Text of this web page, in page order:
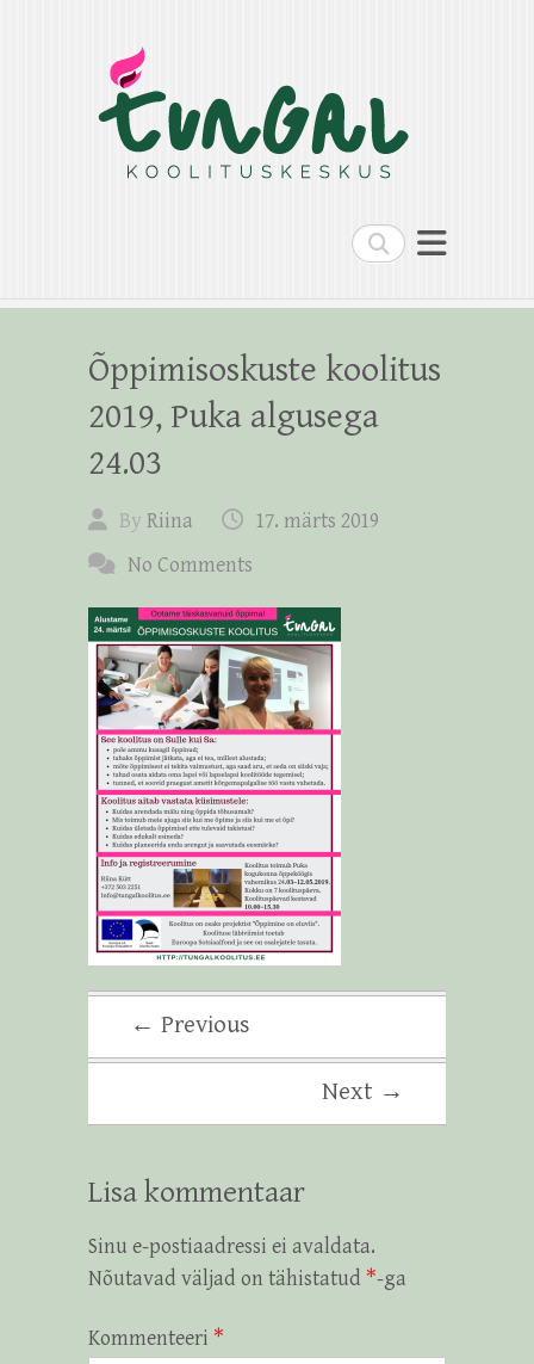
Search
Õppimisoskuste koolitus
2019, Puka algusega
24.03
By Riina
17. märts 2019
No Comments
← Previous
Next →
Lisa kommentaar
Sinu e-postiaadressi ei avaldata.
Nõutavad väljad on tähistatud *-ga
Kommenteeri *